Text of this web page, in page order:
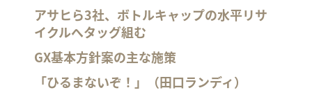
アサヒら3社、ボトルキャップの水平リサ
イクルへタッグ組む
GX基本方針案の主な施策
「ひるまないぞ！」（田口ランディ）